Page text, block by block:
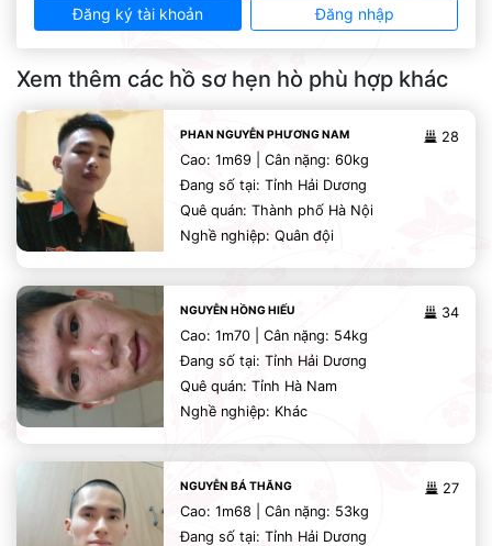
Đăng ký tài khoản Đăng nhập
Xem thêm các hồ sơ hẹn hò phù hợp khác
28
PHAN NGUYỄN PHƯƠNG NAM
Cao: 1m69 | Cân nặng: 60kg
Đang số tại: Tỉnh Hải Dương
Quê quán: Thành phố Hà Nội
Nghề nghiệp: Quân đội
34
NGUYỄN HỒNG HIẾU
Cao: 1m70 | Cân nặng: 54kg
Đang số tại: Tỉnh Hải Dương
Quê quán: Tỉnh Hà Nam
Nghề nghiệp: Khác
27
NGUYỄN BÁ THĂNG
Cao: 1m68 | Cân nặng: 53kg
Đang số tại: Tỉnh Hải Dương